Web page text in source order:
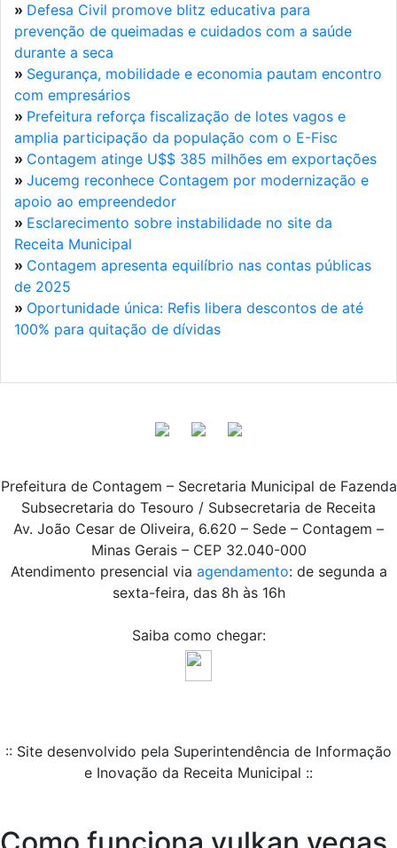
» Defesa Civil promove blitz educativa para
prevenção de queimadas e cuidados com a saúde
durante a seca
» Segurança, mobilidade e economia pautam encontro
com empresários
» Prefeitura reforça fiscalização de lotes vagos e
amplia participação da população com o E-Fisc
» Contagem atinge U$$ 385 milhões em exportações
» Jucemg reconhece Contagem por modernização e
apoio ao empreendedor
» Esclarecimento sobre instabilidade no site da
Receita Municipal
» Contagem apresenta equilíbrio nas contas públicas
de 2025
» Oportunidade única: Refis libera descontos de até
100% para quitação de dívidas
Prefeitura de Contagem – Secretaria Municipal de Fazenda
Subsecretaria do Tesouro / Subsecretaria de Receita
Av. João Cesar de Oliveira, 6.620 – Sede – Contagem –
Minas Gerais – CEP 32.040-000
Atendimento presencial via agendamento: de segunda a
sexta-feira, das 8h às 16h
Saiba como chegar:
:: Site desenvolvido pela Superintendência de Informação
e Inovação da Receita Municipal ::